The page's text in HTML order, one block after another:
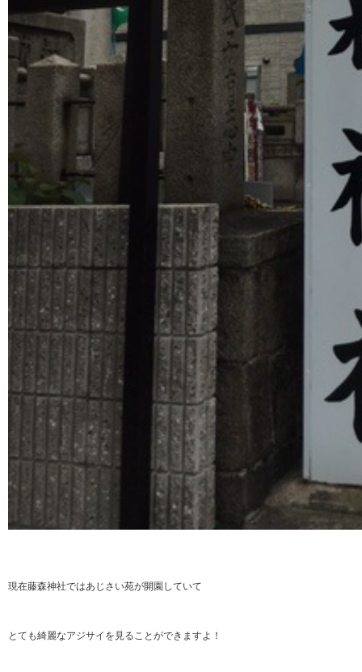
現在藤森神社ではあじさい苑が開園していて
とても綺麗なアジサイを見ることができますよ！